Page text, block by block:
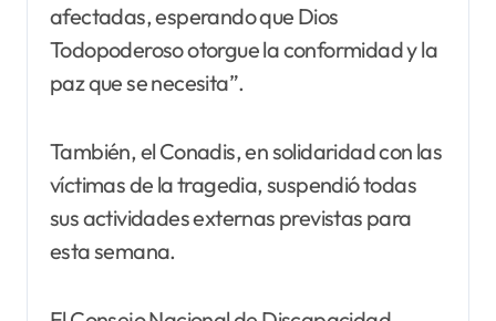
afectadas, esperando que Dios
Todopoderoso otorgue la conformidad y la
paz que se necesita”.
También, el Conadis, en solidaridad con las
víctimas de la tragedia, suspendió todas
sus actividades externas previstas para
esta semana.